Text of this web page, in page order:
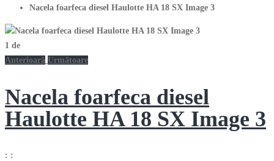
Nacela foarfeca diesel Haulotte HA 18 SX Image 3
1 de
Anterioară Următoare
Nacela foarfeca diesel
Haulotte HA 18 SX Image 3
: :